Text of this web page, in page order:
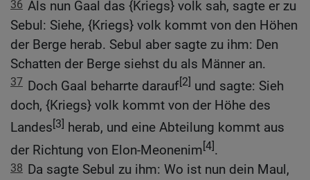
36 Als nun Gaal das {Kriegs} volk sah, sagte er zu
Sebul: Siehe, {Kriegs} volk kommt von den Höhen
der Berge herab. Sebul aber sagte zu ihm: Den
Schatten der Berge siehst du als Männer an.
37 Doch Gaal beharrte darauf[2] und sagte: Sieh
doch, {Kriegs} volk kommt von der Höhe des
Landes[3] herab, und eine Abteilung kommt aus
der Richtung von Elon-Meonenim[4].
38 Da sagte Sebul zu ihm: Wo ist nun dein Maul,